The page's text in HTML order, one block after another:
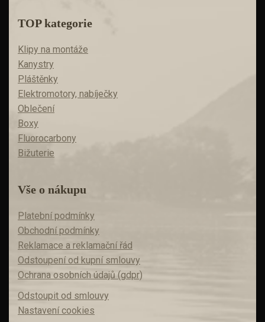
TOP kategorie
Klipy na montáže
Kanystry
Pláštěnky
Elektromotory, nabíječky
Oblečení
Boxy
Fluorocarbony
Bižuterie
Vše o nákupu
Platební podmínky
Obchodní podmínky
Reklamace a reklamační řád
Odstoupení od kupní smlouvy
Ochrana osobních údajů (gdpr)
Odstoupit od smlouvy
Nastavení cookies